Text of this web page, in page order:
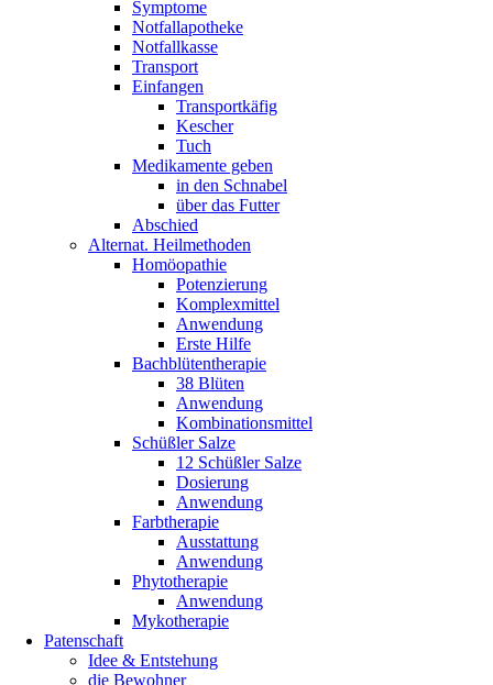
Symptome
Notfallapotheke
Notfallkasse
Transport
Einfangen
Transportkäfig
Kescher
Tuch
Medikamente geben
in den Schnabel
über das Futter
Abschied
Alternat. Heilmethoden
Homöopathie
Potenzierung
Komplexmittel
Anwendung
Erste Hilfe
Bachblütentherapie
38 Blüten
Anwendung
Kombinationsmittel
Schüßler Salze
12 Schüßler Salze
Dosierung
Anwendung
Farbtherapie
Ausstattung
Anwendung
Phytotherapie
Anwendung
Mykotherapie
Patenschaft
Idee & Entstehung
die Bewohner